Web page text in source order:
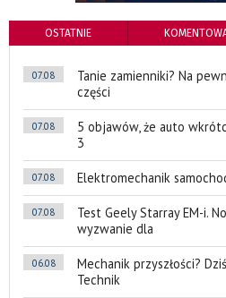
OSTATNIE
07.08
Tanie zamienniki? Na
części
07.08
5 objawów, że auto
3
07.08 Elektromechanik
07.08
Test Geely Starray EM-i.
wyzwanie dla
06.08
Mechanik przyszłości?
Technik